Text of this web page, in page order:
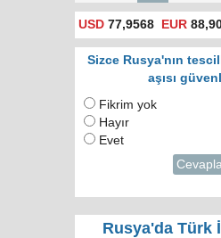
USD 77,9568 EUR
Sizce Rusya'nın
aşısı
Fikrim yok
Hayır
Evet
Cevapla
Rusya'da Türk